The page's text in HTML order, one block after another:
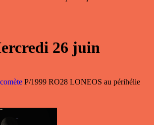
26 juin
comète P/1999 RO28 LONEOS au périhélie